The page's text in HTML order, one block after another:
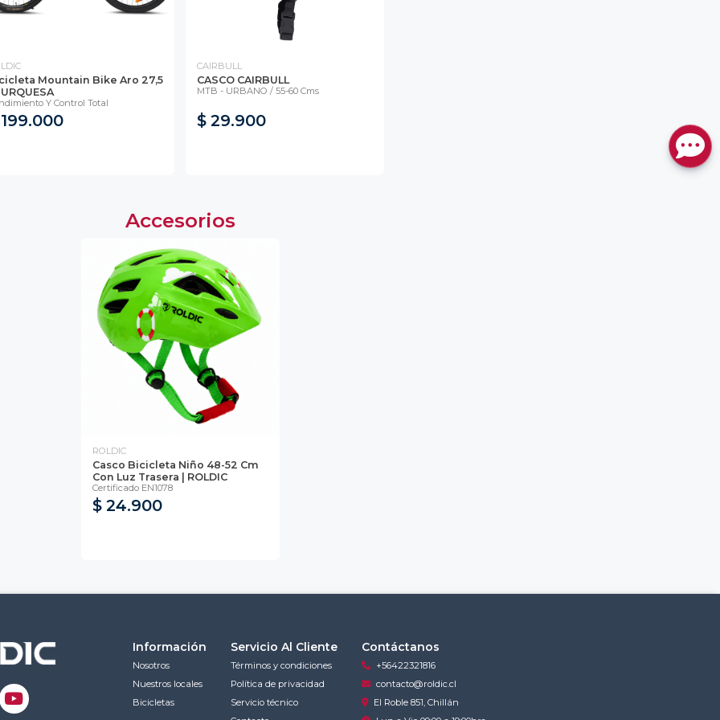
Mountain Bike Aro 27,5
Y Control Total
CAIRBULL
CASCO CAIRBULL
MTB - URBANO / 55-60 Cms
$ 29.900
Accesorios
ROLDIC
Casco Bicicleta Niño 48-52 Cm
Con Luz Trasera | ROLDIC
Certificado EN1078
$ 24.900
Información
Nosotros
Nuestros locales
Bicicletas
Servicio Al Cliente
Términos y condiciones
Política de privacidad
Servicio técnico
Contáctanos
+56422321816
contacto@roldic.cl
El Roble 851, Chillán